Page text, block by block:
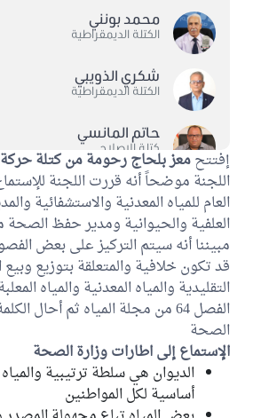
إفتتحمعز بلحاج رحومة من كتلة
اللجنة موضحاً أنه قررت اللجنة
العام للمياه المعدنية والاستشفائية
العلفية والحيوانية ومدير حفظ
مبيننا أنه سيتم التركيز على بعض
قد تكون خلافية والمتعلقة بتوزيع وبيع
التقليدية والمياه المعدنية والمياه
الفصل 64 من مجلة المياه ثم أحال
الصحة
الإستماع إلى اطارات وزارة الصحة
الديوان هي سلطة ترتيبية
أساسية لكل المواطنين
محمد بونني
الكتلة الديمقراطية
شكري الذويبي
الكتلة الديمقراطية
حاتم المانسي
كتلة الاصلاح
فخر الدين شبشوب
كتلة الاصلاح
محمد صالح اللطيفي
كتلة حزب قلب تونس
فتحي بلقاسم
كتلة حركة النهضة
نسيبة بن علي
كتلة حركة النهضة